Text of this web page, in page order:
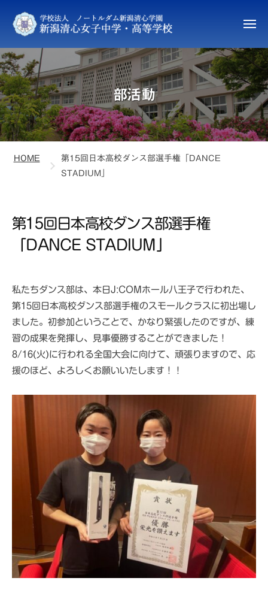
ン
ツ
へ
ス
キ
ッ
新
潟
清
心
女
子
学
等
学
校
メ
ュ
ー
部活動
HOME
第15回日本高校ダンス部選手権「DANCE
STADIUM」
第15回日本高校ダンス部選手権
「DANCE STADIUM」
私たちダンス部は、本日J:COMホール八王子で行われた、
第15回日本高校ダンス部選手権のスモールクラスに初出場し
ました。初参加ということで、かなり緊張したのですが、練
習の成果を発揮し、見事優勝することができました！
8/16(火)に行われる全国大会に向けて、頑張りますので、応
援のほど、よろしくお願いいたします！！
潟
清
女
子
中
学
・
高
等
学